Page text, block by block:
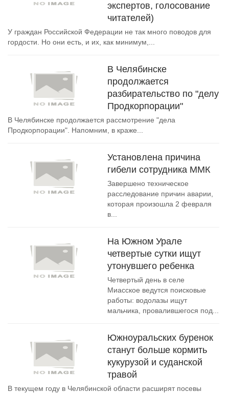
экспертов, голосование
читателей)
У граждан Российской Федерации не так много поводов для
гордости. Но они есть, и их, как минимум,...
В Челябинске
продолжается
разбирательство по "делу
Продкорпорации"
В Челябинске продолжается рассмотрение "дела
Продкорпорации". Напомним, в краже...
Установлена причина
гибели сотрудника ММК
Завершено техническое
расследование причин аварии,
которая произошла 2 февраля
в...
На Южном Урале
четвертые сутки ищут
утонувшего ребенка
Четвертый день в селе
Миасское ведутся поисковые
работы: водолазы ищут
мальчика, провалившегося под...
Южноуральских буренок
станут больше кормить
кукурузой и суданской
травой
В текущем году в Челябинской области расширят посевы